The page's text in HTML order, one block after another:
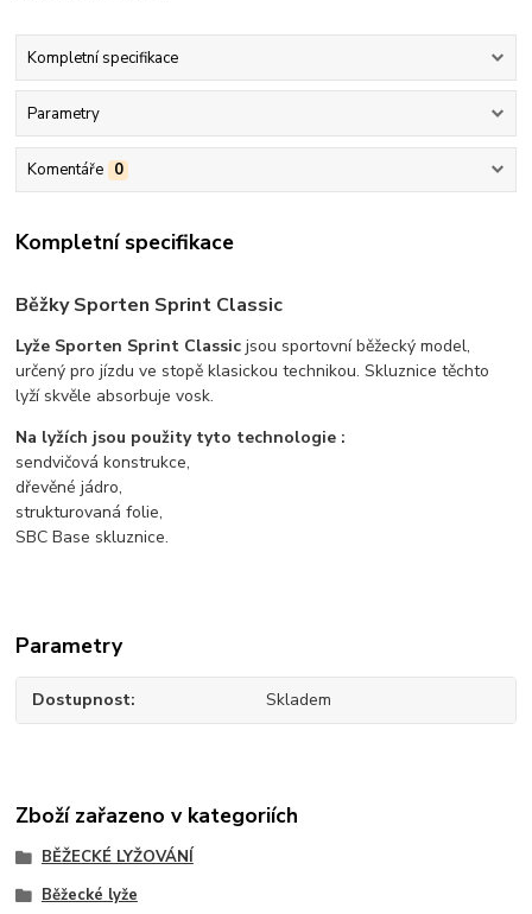
Kompletní specifikace
Parametry
Komentáře 0
Kompletní specifikace
Běžky Sporten Sprint Classic
Lyže Sporten Sprint Classic jsou sportovní běžecký model,
určený pro jízdu ve stopě klasickou technikou. Skluznice těchto
lyží skvěle absorbuje vosk.
Na lyžích jsou použity tyto technologie :
sendvičová konstrukce,
dřevěné jádro,
strukturovaná folie,
SBC Base skluznice.
Parametry
Dostupnost Skladem
Zboží zařazeno v kategoriích
BĚŽECKÉ LYŽOVÁNÍ
Běžecké lyže